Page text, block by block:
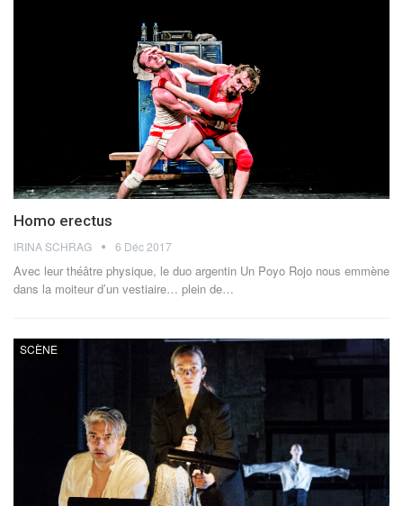
Homo erectus
IRINA SCHRAG 6 Déc 2017
Avec leur théâtre physique, le duo argentin Un Poyo Rojo nous emmène
dans la moiteur d’un vestiaire… plein de…
SCÈNE